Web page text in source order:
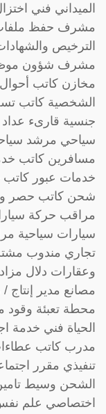
الميداني فني
مشرف حفظ
الترخيص
مشرف شؤون
مخازن كاتب أحوال
الشخصية كاتب
جنسية قارىء
سياحي مرشد
مسافرين كاتب
خدمات عبور
شحن كاتب حصر
مراقب حركة
سيارات سياحية
تجاري مندوب
وعقارات دلال
مصانع مدير إنتاج
محطة تعبئة وقود
الحياة فني خدمة
مدرب كاتب
تنفيذي مقرر
الشحن وسيط
اختصاصي علم